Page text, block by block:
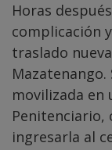
Horas
complicación
traslado
movilizada en
Penitenciario,
ingresarla al